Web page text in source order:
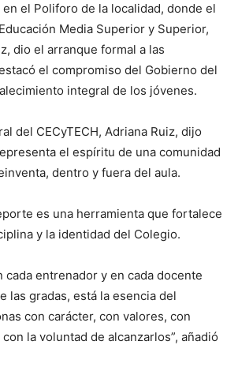
el Poliforo de la localidad, donde el
Media Superior y Superior,
dio el arranque formal a las
el compromiso del Gobierno del
integral de los jóvenes.
del CECyTECH, Adriana Ruiz, dijo
el espíritu de una comunidad
dentro y fuera del aula.
es una herramienta que fortalece
y la identidad del Colegio.
cada entrenador y en cada docente
las gradas, está la esencia del
con carácter, con valores, con
la voluntad de alcanzarlos”, añadió